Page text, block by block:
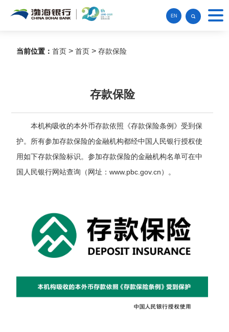
EN
当前位置： 首页> 首页> 存款保险
存款保险
本机构吸收的本外币存款依照《存款保险条例》受到保
护。所有参加存款保险的金融机构都经中国人民银行授权使
用如下存款保险标识。参加存款保险的金融机构名单可在中
国人民银行网站查询（网址：www.pbc.gov.cn）。